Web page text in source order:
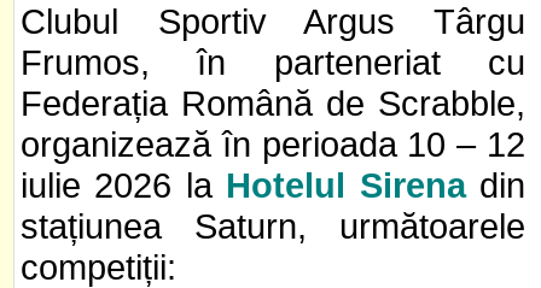
Clubul Sportiv Argus Târgu
Frumos, în parteneriat cu
Federația Română de Scrabble,
organizează în perioada 10 – 12
iulie 2026 la Hotelul Sirenadin
stațiunea Saturn, următoarele
competiții: